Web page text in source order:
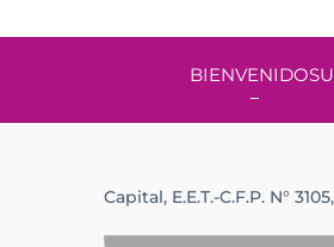
BIENVENIDOS
Capital, E.E.T.-C.F.P. N° 3105,